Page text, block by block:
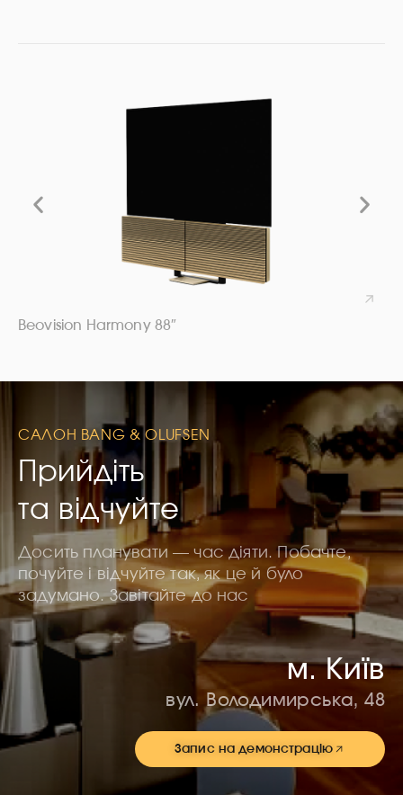
Beovision Harmony 88″
САЛОН BANG & OLUFSEN
Прийдіть
та відчуйте
Досить планувати — час діяти. Побачте,
почуйте і відчуйте так, як це й було
задумано. Завітайте до нас
м. Київ
вул. Володимирська, 48
Запис на демонстрацію